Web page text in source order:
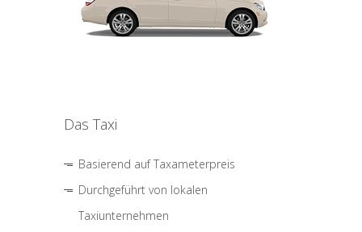
Das Taxi
Basierend auf Taxameterpreis
Durchgeführt von lokalen
Taxiunternehmen